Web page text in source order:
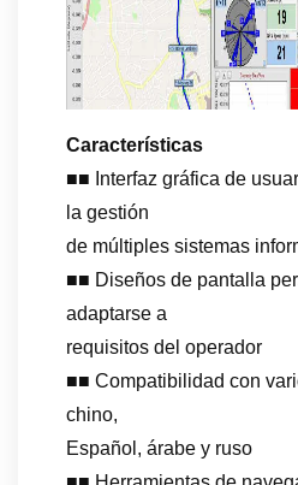
Características
■■ Interfaz gráfica de
la gestión
de múltiples sistemas
■■ Diseños de pantalla
adaptarse a
requisitos del operador
■■ Compatibilidad con
chino,
Español, árabe y ruso